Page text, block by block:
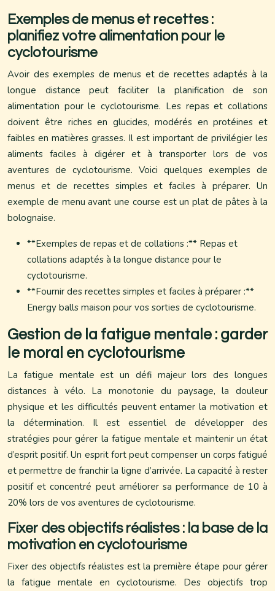
Exemples de menus et recettes :
planifiez votre alimentation pour le
cyclotourisme
Avoir des exemples de menus et de recettes adaptés à la
longue distance peut faciliter la planification de son
alimentation pour le cyclotourisme. Les repas et collations
doivent être riches en glucides, modérés en protéines et
faibles en matières grasses. Il est important de privilégier les
aliments faciles à digérer et à transporter lors de vos
aventures de cyclotourisme. Voici quelques exemples de
menus et de recettes simples et faciles à préparer. Un
exemple de menu avant une course est un plat de pâtes à la
bolognaise.
**Exemples de repas et de collations :** Repas et
collations adaptés à la longue distance pour le
cyclotourisme.
**Fournir des recettes simples et faciles à préparer :**
Energy balls maison pour vos sorties de cyclotourisme.
Gestion de la fatigue mentale : garder
le moral en cyclotourisme
La fatigue mentale est un défi majeur lors des longues
distances à vélo. La monotonie du paysage, la douleur
physique et les difficultés peuvent entamer la motivation et
la détermination. Il est essentiel de développer des
stratégies pour gérer la fatigue mentale et maintenir un état
d’esprit positif. Un esprit fort peut compenser un corps fatigué
et permettre de franchir la ligne d’arrivée. La capacité à rester
positif et concentré peut améliorer sa performance de 10 à
20% lors de vos aventures de cyclotourisme.
Fixer des objectifs réalistes : la base de la
motivation en cyclotourisme
Fixer des objectifs réalistes est la première étape pour gérer
la fatigue mentale en cyclotourisme. Des objectifs trop